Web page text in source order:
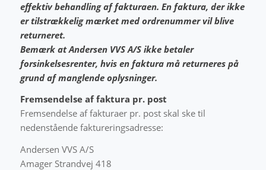
effektiv behandling af fakturaen. En faktura, der ikke
er tilstrækkelig mærket med ordrenummer vil blive
returneret.
Bemærk at Andersen VVS A/S ikke betaler
forsinkelsesrenter, hvis en faktura må returneres på
grund af manglende oplysninger.
Fremsendelse af faktura pr. post
Fremsendelse af fakturaer pr. post skal ske til
nedenstående faktureringsadresse:
Andersen VVS A/S
Amager Strandvej 418